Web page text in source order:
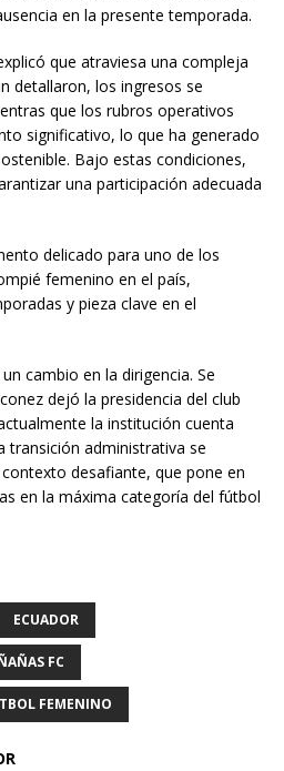
en la presente temporada.
que atraviesa una compleja
detallaron, los ingresos se
que los rubros operativos
significativo, lo que ha generado
Bajo estas condiciones,
una participación adecuada
delicado para uno de los
femenino en el país,
y pieza clave en el
cambio en la dirigencia. Se
dejó la presidencia del club
la institución cuenta
transición administrativa se
desafiante, que pone en
en la máxima categoría del fútbol
ECUADOR
FC
FEMENINO